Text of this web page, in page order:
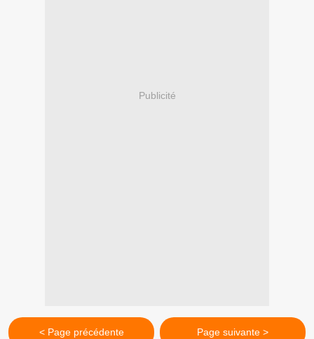
Publicité
< Page précédente Page suivante >